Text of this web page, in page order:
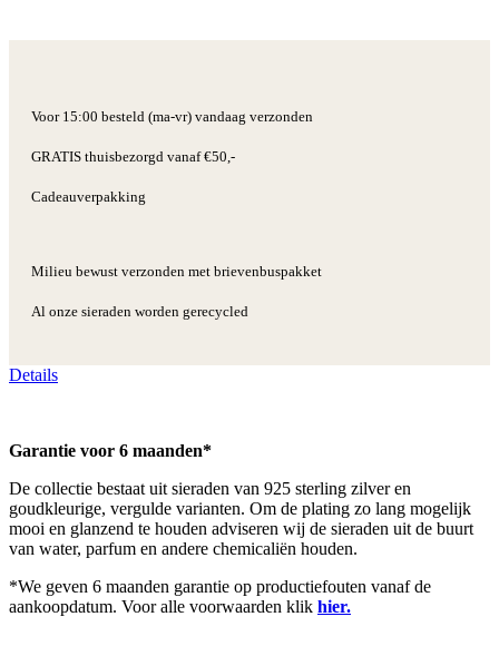
Voor 15:00 besteld (ma-vr) vandaag verzonden
GRATIS thuisbezorgd vanaf €50,-
Cadeauverpakking
Milieu bewust verzonden met brievenbuspakket
Al onze sieraden worden gerecycled
Details
Garantie voor 6 maanden*
De collectie bestaat uit sieraden van 925 sterling zilver en
goudkleurige, vergulde varianten. Om de plating zo lang mogelijk
mooi en glanzend te houden adviseren wij de sieraden uit de buurt
van water, parfum en andere chemicaliën houden.
*We geven 6 maanden garantie op productiefouten vanaf de
aankoopdatum. Voor alle voorwaarden klik hier.